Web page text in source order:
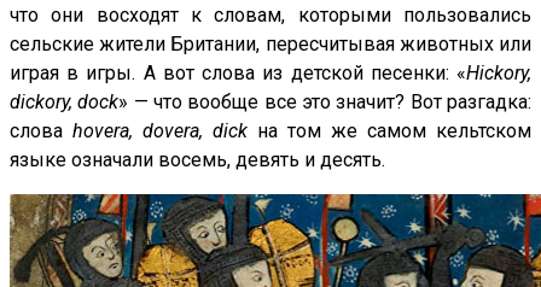
что они восходят к словам, которыми пользовались
сельские жители Британии, пересчитывая животных или
играя в игры. А вот слова из детской песенки: «Hickory,
dickory, dock» — что вообще все это значит? Вот разгадка:
слова hovera, dovera, dick на том же самом кельтском
языке означали восемь, девять и десять.